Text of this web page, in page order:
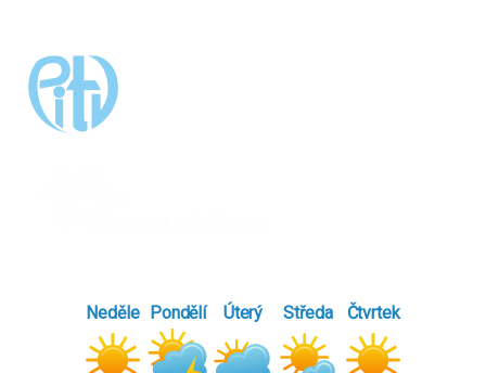
Neděle Pondělí Úterý Středa Čtvrtek